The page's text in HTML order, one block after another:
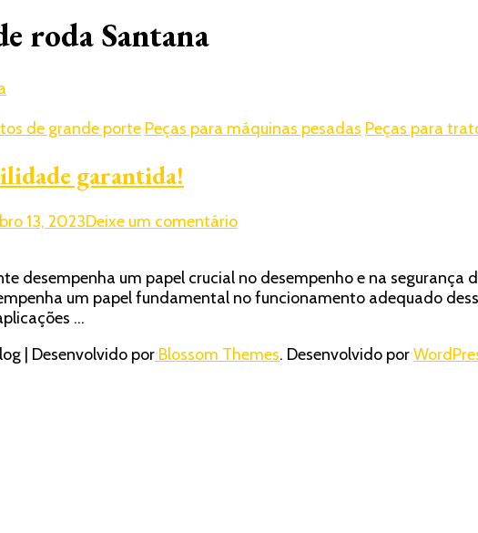
roda Santana
de grande porte Peças para máquinas pesadas Peças para
garantida!
13, 2023Deixe um comentárioem
de
roda:
desempenha um papel crucial no desempenho e na segurança
um papel fundamental no funcionamento adequado
…
| Desenvolvido por Blossom Themes. Desenvolvido por